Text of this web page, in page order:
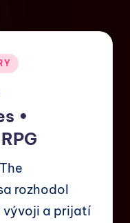
•
rozhodol
vývoji a prijatí